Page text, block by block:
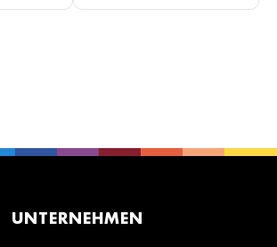
UNTERNEHMEN